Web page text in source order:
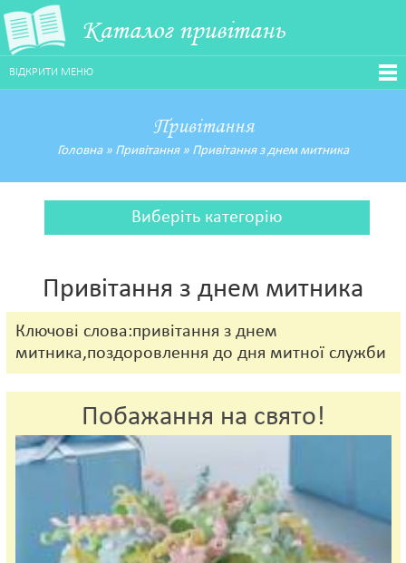
Каталог привітань
ВІДКРИТИ МЕНЮ
Привітання
Головна» Привітання» Привітання з днем митника
Виберіть категорію
Привітання з днем митника
Ключові слова:привітання з днем
митника,поздоровлення до дня митної служби
Побажання на свято!